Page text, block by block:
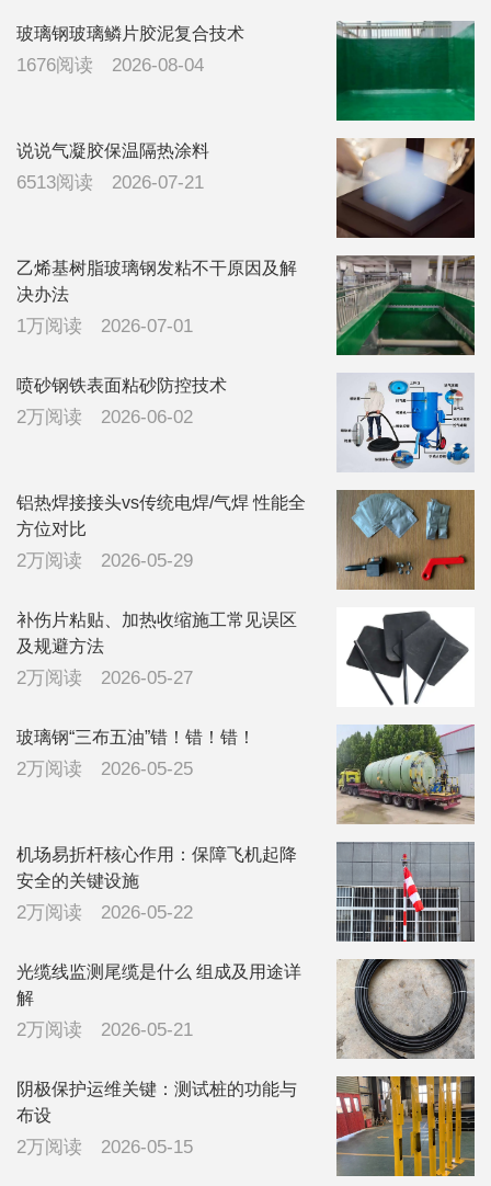
看有没有有经
验的领导指导
一下，广东地
玻璃钢玻璃鳞片胶泥复合技术
1676阅读 2026-08-04
说说气凝胶保温隔热涂料
6513阅读 2026-07-21
乙烯基树脂玻璃钢发粘不干原因及解
决办法
1万阅读 2026-07-01
喷砂钢铁表面粘砂防控技术
2万阅读 2026-06-02
铝热焊接接头vs传统电焊/气焊 性能全
方位对比
2万阅读 2026-05-29
补伤片粘贴、加热收缩施工常见误区
及规避方法
2万阅读 2026-05-27
玻璃钢“三布五油”错！错！错！
2万阅读 2026-05-25
机场易折杆核心作用：保障飞机起降
安全的关键设施
2万阅读 2026-05-22
光缆线监测尾缆是什么 组成及用途详
解
2万阅读 2026-05-21
阴极保护运维关键：测试桩的功能与
布设
2万阅读 2026-05-15